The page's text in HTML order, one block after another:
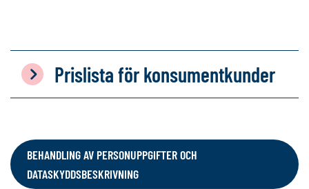
Prislista för konsumentkunder
BEHANDLING AV PERSONUPPGIFTER OCH
DATASKYDDSBESKRIVNING